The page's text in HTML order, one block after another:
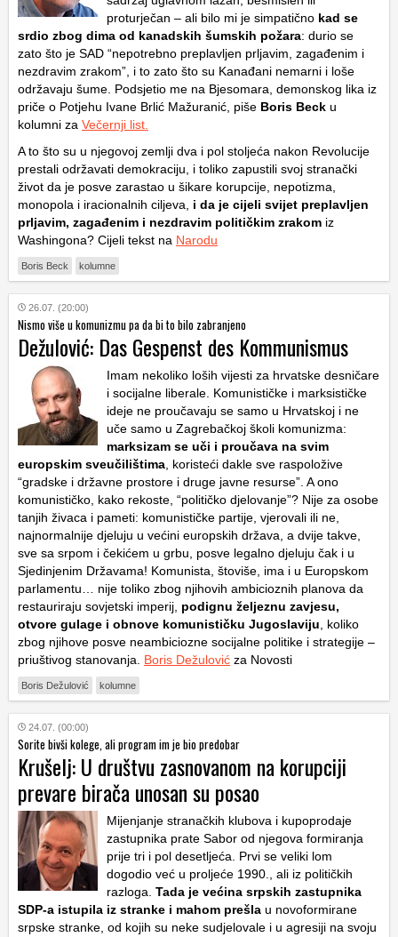
proturječan – ali bilo mi je simpatično kad se
srdio zbog dima od kanadskih šumskih požara: durio se
zato što je SAD “nepotrebno preplavljen prljavim, zagađenim i
nezdravim zrakom”, i to zato što su Kanađani nemarni i loše
održavaju šume. Podsjetio me na Bjesomara, demonskog lika iz
priče o Potjehu Ivane Brlić Mažuranić, piše Boris Beck u
kolumni za Večernji list.
A to što su u njegovoj zemlji dva i pol stoljeća nakon Revolucije
prestali održavati demokraciju, i toliko zapustili svoj stranački
život da je posve zarastao u šikare korupcije, nepotizma,
monopola i iracionalnih ciljeva, i da je cijeli svijet preplavljen
prljavim, zagađenim i nezdravim političkim zrakom iz
Washingona? Cijeli tekst na Narodu
Boris Beck kolumne
26.07. (20:00)
Nismo više u komunizmu pa da bi to bilo zabranjeno
Dežulović: Das Gespenst des Kommunismus
Imam nekoliko loših vijesti za hrvatske desničare
i socijalne liberale. Komunističke i marksističke
ideje ne proučavaju se samo u Hrvatskoj i ne
uče samo u Zagrebačkoj školi komunizma:
marksizam se uči i proučava na svim
europskim sveučilištima , koristeći dakle sve raspoložive
“gradske i državne prostore i druge javne resurse”. A ono
komunističko, kako rekoste, “političko djelovanje”? Nije za osobe
tanjih živaca i pameti: komunističke partije, vjerovali ili ne,
najnormalnije djeluju u većini europskih država, a dvije takve,
sve sa srpom i čekićem u grbu, posve legalno djeluju čak i u
Sjedinjenim Državama! Komunista, štoviše, ima i u Europskom
parlamentu… nije toliko zbog njihovih ambicioznih planova da
restauriraju sovjetski imperij, podignu željeznu zavjesu,
otvore gulage i obnove komunističku Jugoslaviju , koliko
zbog njihove posve neambiciozne socijalne politike i strategije –
priuštivog stanovanja. Boris Dežulović za Novosti
Boris Dežulović kolumne
24.07. (00:00)
Sorite bivši kolege, ali program im je bio predobar
Krušelj: U društvu zasnovanom na korupciji
prevare birača unosan su posao
Mijenjanje stranačkih klubova i kupoprodaje
zastupnika prate Sabor od njegova formiranja
prije tri i pol desetljeća. Prvi se veliki lom
dogodio već u proljeće 1990., ali iz političkih
razloga. Tada je većina srpskih zastupnika
SDP-a istupila iz stranke i mahom prešla u novoformirane
srpske stranke, od kojih su neke sudjelovale i u agresiji na svoju